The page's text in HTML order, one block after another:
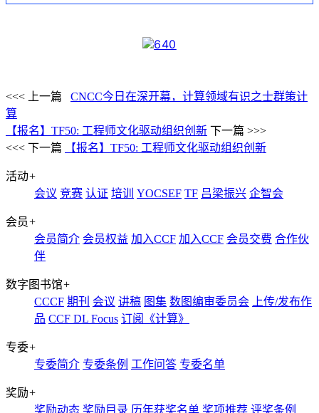
<<< 上一篇
CNCC今日在深开幕，计算领域有识之士群策计
算
【报名】TF50: 工程师文化驱动组织创新 下一篇 >>>
<<< 下一篇
【报名】TF50: 工程师文化驱动组织创新
活动+
会议 竞赛 认证 培训 YOCSEF TF 吕梁振兴 企智会
会员+
会员简介 会员权益 加入CCF 加入CCF 会员交费 合作伙
伴
数字图书馆+
CCCF 期刊 会议 讲稿 图集 数图编审委员会
上传/发布作
品 CCF DL Focus 订阅《计算》
专委+
专委简介 专委条例 工作问答 专委名单
奖励+
奖励动态 奖励目录 历年获奖名单 奖项推荐 评奖条例